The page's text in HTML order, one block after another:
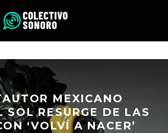
MEXICANO
SOL RESURGE DE LAS
‘VOLVÍ A NACER’